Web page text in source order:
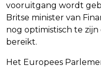
vooruitgang wordt
Britse minister van
nog optimistisch te
bereikt.
Het Europees